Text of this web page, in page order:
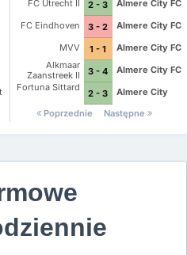
FC Utrecht II 2 - 3
Almere City FC
FC Eindhoven
3 - 2
Almere City FC
MVV
1 - 1
Almere City FC
Alkmaar
Zaanstreek II
3 - 4
Almere City FC
Fortuna Sittard
2 - 3
Almere City
Poprzednie
Następne